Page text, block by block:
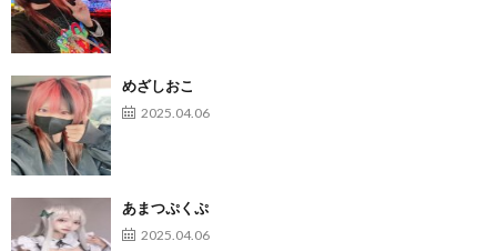
めざしおこ
2025.04.06
あまつぷくぷ
2025.04.06